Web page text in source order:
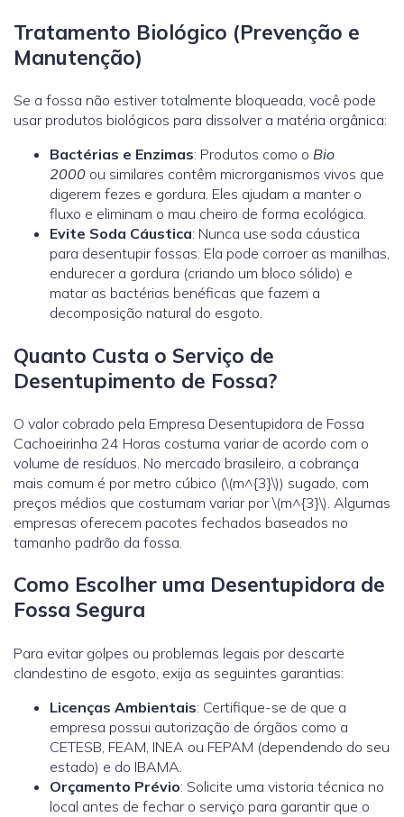
Tratamento Biológico (Prevenção e
Manutenção)
Se a fossa não estiver totalmente bloqueada, você pode
usar produtos biológicos para dissolver a matéria orgânica:
Bactérias e Enzimas: Produtos como o Bio
2000 ou similares contêm microrganismos vivos que
digerem fezes e gordura. Eles ajudam a manter o
fluxo e eliminam o mau cheiro de forma ecológica.
Evite Soda Cáustica: Nunca use soda cáustica
para desentupir fossas. Ela pode corroer as manilhas,
endurecer a gordura (criando um bloco sólido) e
matar as bactérias benéficas que fazem a
decomposição natural do esgoto.
Quanto Custa o Serviço de
Desentupimento de Fossa?
O valor cobrado pela Empresa Desentupidora de Fossa
Cachoeirinha 24 Horas costuma variar de acordo com o
volume de resíduos. No mercado brasileiro, a cobrança
mais comum é por metro cúbico (\(m^{3}\)) sugado, com
preços médios que costumam variar por \(m^{3}\). Algumas
empresas oferecem pacotes fechados baseados no
tamanho padrão da fossa.
Como Escolher uma Desentupidora de
Fossa Segura
Para evitar golpes ou problemas legais por descarte
clandestino de esgoto, exija as seguintes garantias:
Licenças Ambientais: Certifique-se de que a
empresa possui autorização de órgãos como a
CETESB, FEAM, INEA ou FEPAM (dependendo do seu
estado) e do IBAMA.
Orçamento Prévio: Solicite uma vistoria técnica no
local antes de fechar o serviço para garantir que o